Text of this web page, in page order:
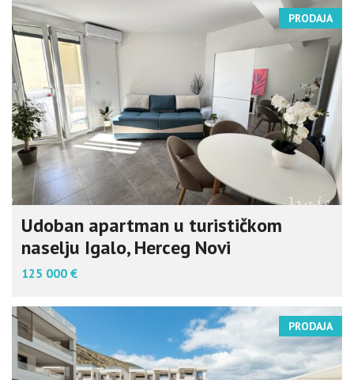
PRODAJA
Udoban apartman u turističkom
naselju Igalo, Herceg Novi
125 000 €
PRODAJA